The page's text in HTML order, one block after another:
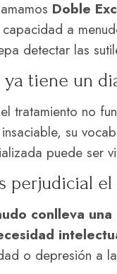
Doble
a
detectar las
tiene un
tratamiento no
su
puede ser
perjudicial
conlleva
o depresión a